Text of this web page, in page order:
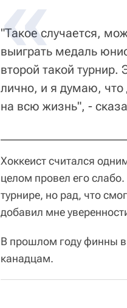
"Такое случается,
выиграть медаль
второй такой
лично, и я думаю,
на всю жизнь", -
Хоккеист считался
целом провел его
турнире, но рад, что
добавил мне
В прошлом году финны
канадцам.